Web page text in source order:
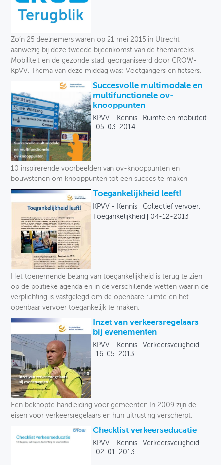
Zo’n 25 deelnemers waren op 21 mei 2015 in Utrecht
aanwezig bij deze tweede bijeenkomst van de themareeks
Mobiliteit en de gezonde stad, georganiseerd door CROW-
KpVV. Thema van deze middag was: Voetgangers en fietsers.
Succesvolle multimodale en
multifunctionele ov-
knooppunten
KPVV - Kennis
Ruimte en mobiliteit
05-03-2014
10 inspirerende voorbeelden van ov-knooppunten en
bouwstenen om knooppunten tot een succes te maken
Toegankelijkheid leeft!
KPVV - Kennis
Collectief vervoer,
Toegankelijkheid
04-12-2013
Het toenemende belang van toegankelijkheid is terug te zien
op de politieke agenda en in de verschillende wetten waarin de
verplichting is vastgelegd om de openbare ruimte en het
openbaar vervoer toegankelijk te maken.
Inzet van verkeersregelaars
bij evenementen
KPVV - Kennis
Verkeersveiligheid
16-05-2013
Een beknopte handleiding voor gemeenten In 2009 zijn de
eisen voor verkeersregelaars en hun uitrusting verscherpt.
Checklist verkeerseducatie
KPVV - Kennis
Verkeersveiligheid
02-01-2013